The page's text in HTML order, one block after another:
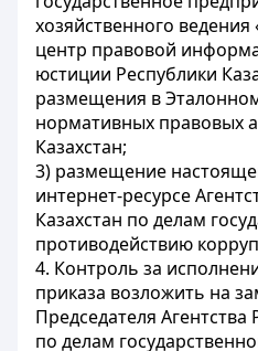
хозяйственного ведения
центр правовой
юстиции Республики
размещения в
нормативных правовых
Казахстан;
3) размещение
интернет-ресурсе
Казахстан по делам
противодействию
4. Контроль за
приказа возложить на
Председателя Агентства
по делам